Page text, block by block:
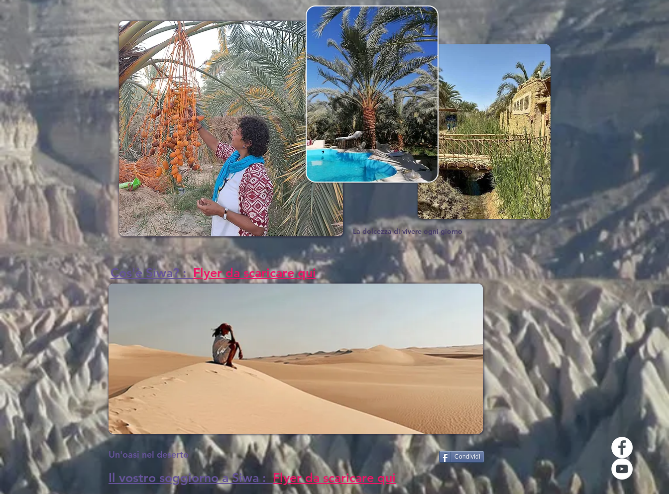
La dolcezza di vivere ogni giorno
Cos'è Siwa? :Flyer da scaricare qui
Un'oasi nel deserto Condividi
Il vostro soggiorno a Siwa : Flyer da scaricare qui